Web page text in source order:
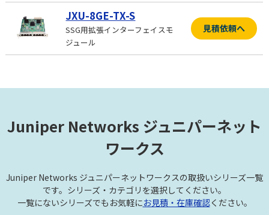
JXU-8GE-TX-S
SSG用拡張インターフェイスモ
ジュール
見積依頼へ
Juniper Networks ジュニパーネット
ワークス
Juniper Networks ジュニパーネットワークスの取扱いシリーズ一覧
です。シリーズ・カテゴリを選択してください。
一覧にないシリーズでもお気軽にお見積・在庫確認ください。